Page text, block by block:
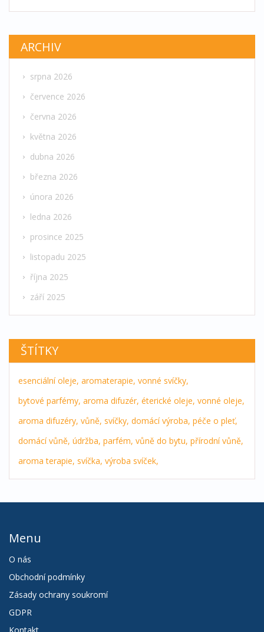
ARCHIV
srpna 2026
července 2026
června 2026
května 2026
dubna 2026
března 2026
února 2026
ledna 2026
prosince 2025
listopadu 2025
října 2025
září 2025
ŠTÍTKY
esenciální oleje, aromaterapie, vonné svíčky,
bytové parfémy, aroma difuzér, éterické oleje, vonné oleje,
aroma difuzéry, vůně, svíčky, domácí výroba, péče o pleť,
domácí vůně, údržba, parfém, vůně do bytu, přírodní vůně,
aroma terapie, svíčka, výroba svíček,
Menu
O nás
Obchodní podmínky
Zásady ochrany soukromí
GDPR